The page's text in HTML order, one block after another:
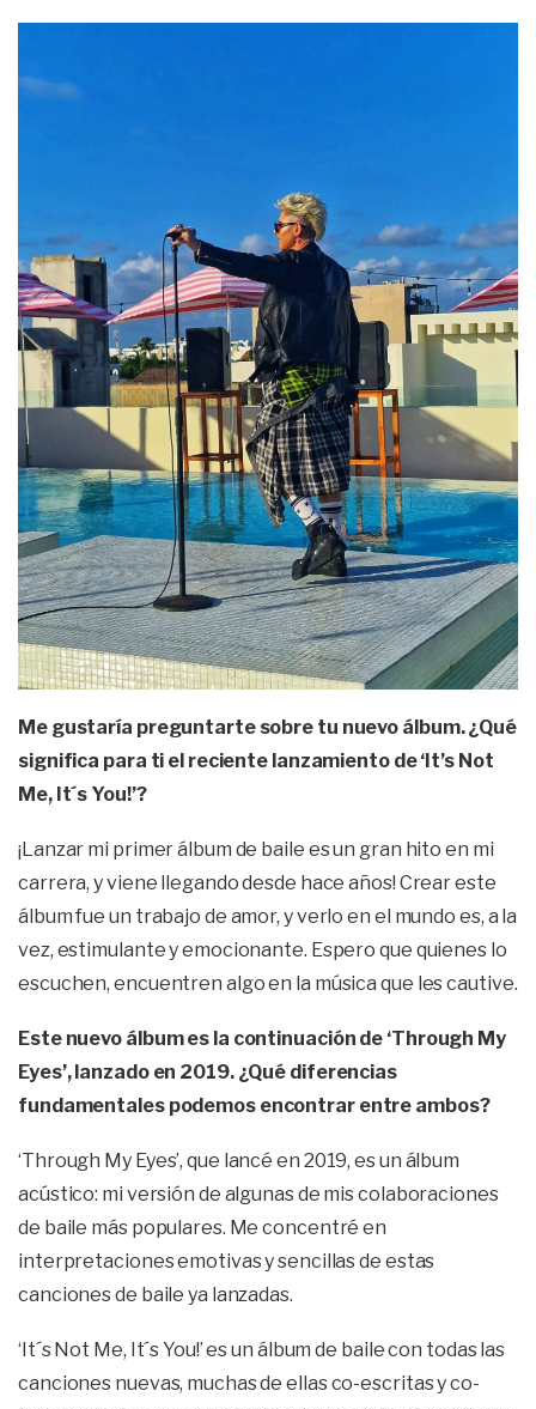
Me gustaría preguntarte sobre tu nuevo álbum. ¿Qué
significa para ti el reciente lanzamiento de ‘It’s Not
Me, It´s You!’?
¡Lanzar mi primer álbum de baile es un gran hito en mi
carrera, y viene llegando desde hace años! Crear este
álbum fue un trabajo de amor, y verlo en el mundo es, a la
vez, estimulante y emocionante. Espero que quienes lo
escuchen, encuentren algo en la música que les cautive.
Este nuevo álbum es la continuación de ‘Through My
Eyes’, lanzado en 2019. ¿Qué diferencias
fundamentales podemos encontrar entre ambos?
‘Through My Eyes’, que lancé en 2019, es un álbum
acústico: mi versión de algunas de mis colaboraciones
de baile más populares. Me concentré en
interpretaciones emotivas y sencillas de estas
canciones de baile ya lanzadas.
‘It´s Not Me, It´s You!’ es un álbum de baile con todas las
canciones nuevas, muchas de ellas co-escritas y co-